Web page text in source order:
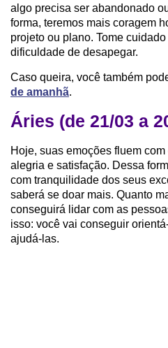
algo precisa ser abandonado
forma, teremos mais coragem
projeto ou plano. Tome
dificuldade de desapegar.
Caso queira, você também
de amanhã.
Áries (de 21/03 a
Hoje, suas emoções fluem
alegria e satisfação. Dessa
com tranquilidade dos seus
saberá se doar mais. Quanto
conseguirá lidar com as
isso: você vai conseguir
ajudá-las.